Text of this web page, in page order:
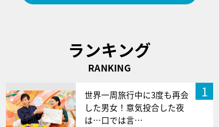
ランキング
RANKING
1
世界一周旅行中に3度も再会
した男女！意気投合した夜
は…口では言…